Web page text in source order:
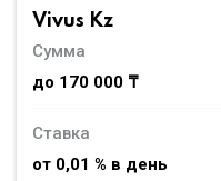
Vivus Kz
Сумма
до 170 000 ₸
Ставка
от 0,01 % в день